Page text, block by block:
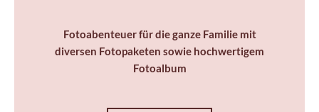
Fotoabenteuer für die ganze Familie mit
diversen Fotopaketen sowie hochwertigem
Fotoalbum